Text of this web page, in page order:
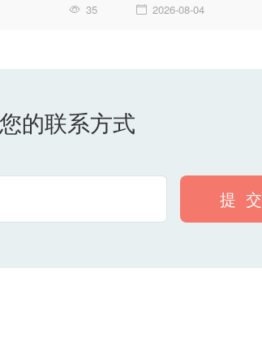
35 2026-08-04
的联系方式
提 交